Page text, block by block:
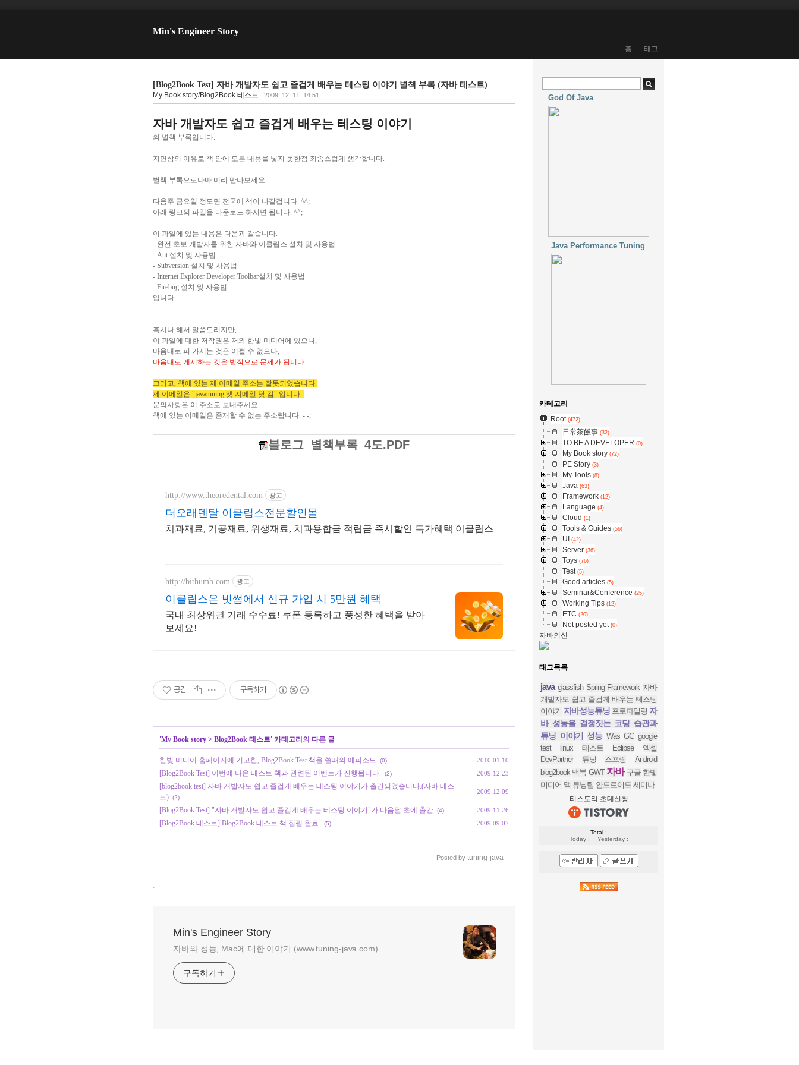
Min's Engineer Story
홈 태그
[Blog2Book Test] 자바 개발자도 쉽고 즐겁게 배우는 테스팅 이야기 별책 부록 (자바 테스트)
My Book story/Blog2Book 테스트 2009. 12. 11. 14:51
자바 개발자도 쉽고 즐겁게 배우는 테스팅 이야기
의 별책 부록입니다.
지면상의 이유로 책 안에 모든 내용을 넣지 못한점 죄송스럽게 생각합니다.
별책 부록으로나마 미리 만나보세요.
다음주 금요일 정도면 전국에 책이 나갈겁니다. ^^;
아래 링크의 파일을 다운로드 하시면 됩니다. ^^;
이 파일에 있는 내용은 다음과 같습니다.
- 완전 초보 개발자를 위한 자바와 이클립스 설치 및 사용법
- Ant 설치 및 사용법
- Subversion 설치 및 사용법
- Internet Explorer Developer Toolbar설치 및 사용법
- Firebug 설치 및 사용법
입니다.
혹시나 해서 말씀드리지만,
이 파일에 대한 저작권은 저와 한빛 미디어에 있으니,
마음대로 퍼 가시는 것은 어쩔 수 없으나,
마음대로 게시하는 것은 법적으로 문제가 됩니다.
그리고, 책에 있는 제 이메일 주소는 잘못되었습니다.
제 이메일은 "javatuning 앳 지메일 닷 컴" 입니다.
문의사항은 이 주소로 보내주세요.
책에 있는 이메일은 존재할 수 없는 주소랍니다. - -;
블로그_별책부록_4도.PDF
http://www.theoredental.com 광고
더오래덴탈 이클립스전문할인몰
치과재료, 기공재료, 위생재료, 치과용합금 적립금 즉시할인 특가혜택 이클립스
http://bithumb.com 광고
이클립스은 빗썸에서 신규 가입 시 5만원 혜택
국내 최상위권 거래 수수료! 쿠폰 등록하고 풍성한 혜택을 받아
보세요!
공감 구독하기
'My Book story > Blog2Book 테스트' 카테고리의 다른 글
한빛 미디어 홈페이지에 기고한, Blog2Book Test 책을 쓸때의 에피소드 (0) 2010.01.10
[Blog2Book Test] 이번에 나온 테스트 책과 관련된 이벤트가 진행됩니다. (2) 2009.12.23
[blog2book test] 자바 개발자도 쉽고 즐겁게 배우는 테스팅 이야기가 출간되었습니다.(자바 테스
트) (2)
2009.12.09
[Blog2Book Test] "자바 개발자도 쉽고 즐겁게 배우는 테스팅 이야기"가 다음달 초에 출간 (4) 2009.11.26
[Blog2Book 테스트] Blog2Book 테스트 책 집필 완료. (5) 2009.09.07
Posted by tuning-java
,
Min's Engineer Story
자바와 성능, Mac에 대한 이야기 (www.tuning-java.com)
구독하기
God Of Java
Java Performance Tuning
카테고리
Root (472)
日常茶飯事 (32)
TO BE A DEVELOPER (0)
My Book story (72)
PE Story (3)
My Tools (8)
Java (63)
Framework (12)
Language (4)
Cloud (1)
Tools & Guides (56)
UI (42)
Server (36)
Toys (76)
Test (5)
Good articles (5)
Seminar&Conference (25)
Working Tips (12)
ETC (20)
Not posted yet (0)
자바의신
태그목록
java glassfish Spring Framework 자바
개발자도 쉽고 즐겁게 배우는 테스팅
이야기 자바성능튜닝 프로파일링 자
바 성능을 결정짓는 코딩 습관과
튜닝 이야기 성능 Was GC google
test
linux 테스트 Eclipse
엑셀
DevPartner
튜닝 스프링
Android
blog2book 맥북 GWT 자바 구글 한빛
미디어 맥 튜닝팁 안드로이드 세미나
티스토리 초대신청
Total :
Today :
Yesterday :